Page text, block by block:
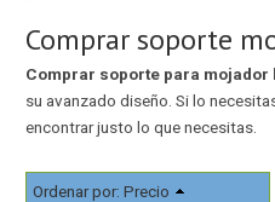
Comprar soporte
Comprar soporte para
su avanzado diseño. Si lo
encontrar justo lo que necesitas.
Ordenar por: Precio